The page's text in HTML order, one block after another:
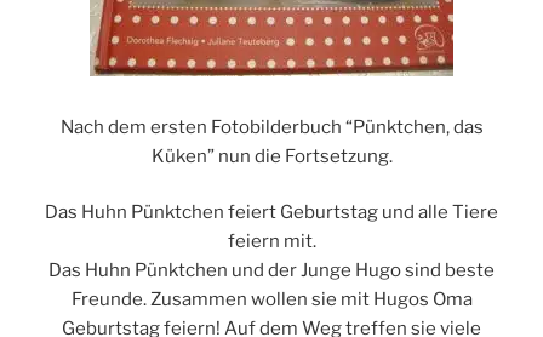
Nach dem ersten Fotobilderbuch “Pünktchen, das
Küken” nun die Fortsetzung.
Das Huhn Pünktchen feiert Geburtstag und alle Tiere
feiern mit.
Das Huhn Pünktchen und der Junge Hugo sind beste
Freunde. Zusammen wollen sie mit Hugos Oma
Geburtstag feiern! Auf dem Weg treffen sie viele